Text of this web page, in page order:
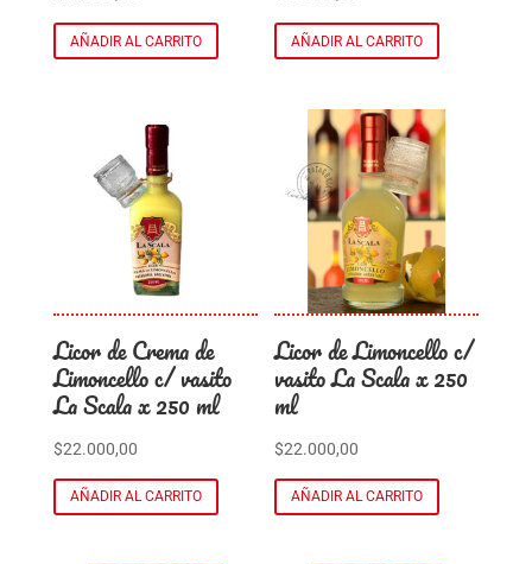
AÑADIR AL CARRITO AÑADIR AL CARRITO
Licor de Crema de
Limoncello c/ vasito
La Scala x 250 ml
$22.000,00
AÑADIR AL CARRITO
Licor de Limoncello c/
vasito La Scala x 250
ml
$22.000,00
AÑADIR AL CARRITO